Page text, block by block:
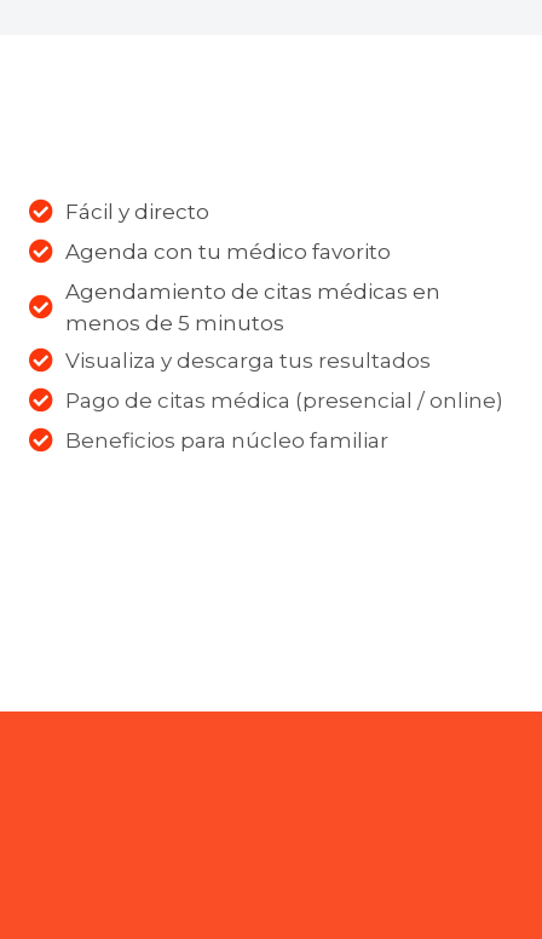
Fácil y directo
Agenda con tu médico favorito
Agendamiento de citas médicas en
menos de 5 minutos
Visualiza y descarga tus resultados
Pago de citas médica (presencial / online)
Beneficios para núcleo familiar